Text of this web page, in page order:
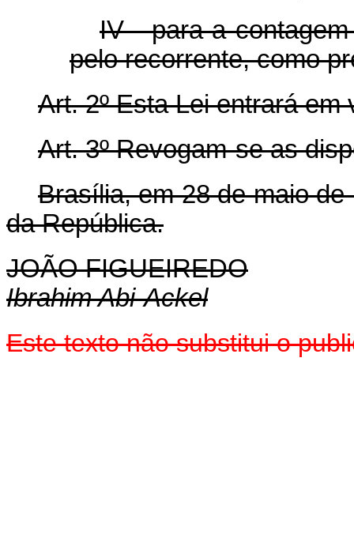
IV - para a
pelo recorrente, como
Art. 2º Esta Lei entrará
Art. 3º Revogam-se as
Brasília, em 28 de maio de
da República.
JOÃO FIGUEIREDO
Ibrahim Abi-Ackel
Este texto não substitui o